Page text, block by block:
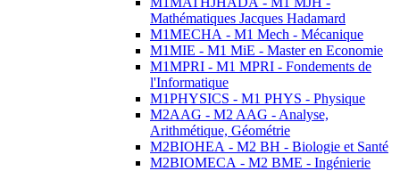
Mathématiques Jacques Hadamard
M1MECHA - M1 Mech - Mécanique
M1MIE - M1 MiE - Master en Economie
M1MPRI - M1 MPRI - Fondements de
l'Informatique
M1PHYSICS - M1 PHYS - Physique
M2AAG - M2 AAG - Analyse,
Arithmétique, Géométrie
M2BIOHEA - M2 BH - Biologie et Santé
M2BIOMECA - M2 BME - Ingénierie